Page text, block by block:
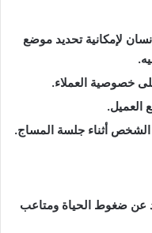
لإمكانية تحديد موضع
خصوصية العملاء.
العميل.
أثناء جلسة المساج.
عن ضغوط الحياة ومتاعب